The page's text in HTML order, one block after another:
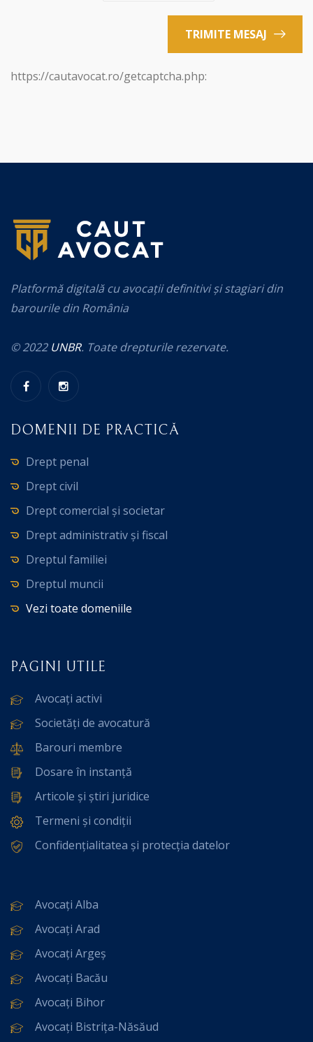
TRIMITE MESAJ
https://cautavocat.ro/getcaptcha.php:
Platformă digitală cu avocații definitivi și stagiari din
barourile din România
© 2022 UNBR. Toate drepturile rezervate.
DOMENII DE PRACTICĂ
Drept penal
Drept civil
Drept comercial și societar
Drept administrativ și fiscal
Dreptul familiei
Dreptul muncii
Vezi toate domeniile
PAGINI UTILE
Avocați activi
Societăți de avocatură
Barouri membre
Dosare în instanță
Articole și știri juridice
Termeni și condiții
Confidențialitatea și protecția datelor
Avocați Alba
Avocați Arad
Avocați Argeș
Avocați Bacău
Avocați Bihor
Avocați Bistrița-Năsăud